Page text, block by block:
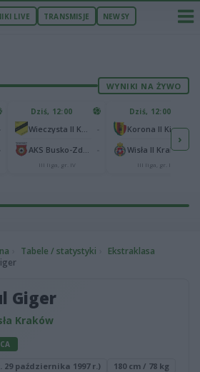
LIVE TRANSMISJE NEWSY
WYNIKI NA ŻYWO
Dziś, 12:00
III liga, gr. IV
Dziś, 12:00
Korona II Kielce
Wisła II Kraków
III liga, gr. IV
›
Tabele / statystyki
Ekstraklasa
Giger
Kraków
29 października 1997 r.) 180 cm / 78 kg